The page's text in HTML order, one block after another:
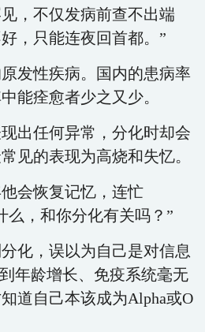
，不仅发病前查不出端
，只能连夜回首都。”
发性疾病。国内的患病率
能痊愈者少之又少。
出任何异常，分化时却会
见的表现为高烧和失忆。
会恢复记忆，连忙
么，和你分化有关吗？”
化，误以为自己是对信息
年龄增长、免疫系统毫无
道自己本该成为Alpha或O